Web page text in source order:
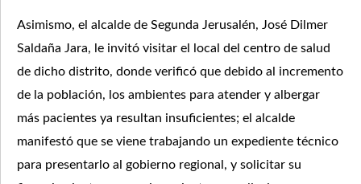
Asimismo, el alcalde de Segunda Jerusalén, José Dilmer
Saldaña Jara, le invitó visitar el local del centro de salud
de dicho distrito, donde verificó que debido al incremento
de la población, los ambientes para atender y albergar
más pacientes ya resultan insuficientes; el alcalde
manifestó que se viene trabajando un expediente técnico
para presentarlo al gobierno regional, y solicitar su